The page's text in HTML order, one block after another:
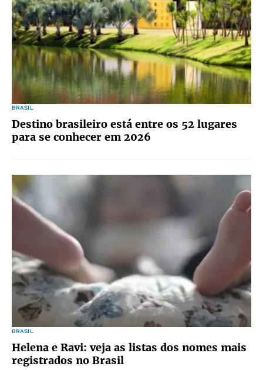
BRASIL
Destino brasileiro está entre os 52 lugares
para se conhecer em 2026
BRASIL
Helena e Ravi: veja as listas dos nomes mais
registrados no Brasil